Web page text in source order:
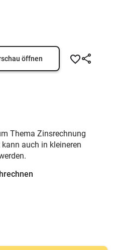
öffnen
Thema Zinsrechnung
auch in kleineren